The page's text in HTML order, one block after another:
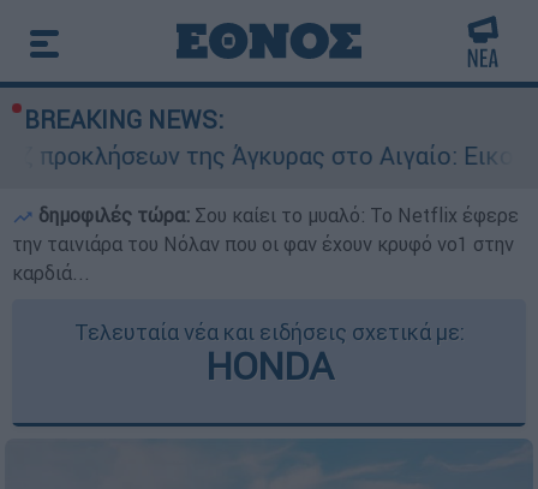
BREAKING NEWS:
της Άγκυρας στο Αιγαίο: Εικονική
δημοφιλές τώρα: Σου καίει το μυαλό: Το Netflix έφερε
την ταινιάρα του Νόλαν που οι φαν έχουν κρυφό νο1 στην
καρδιά...
Τελευταία νέα και ειδήσεις σχετικά με:
HONDA